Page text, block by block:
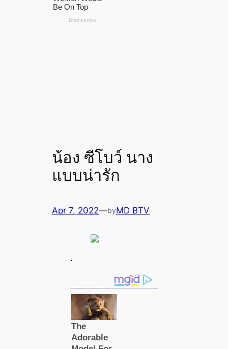
น้อง ซีโบว์ นาง
แบบน่ารัก
Apr 7, 2022—byMD BTV
.